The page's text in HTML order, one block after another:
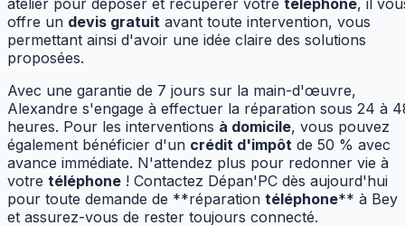
atelier pour déposer et récupérer votre téléphone, il
offre un devis gratuit avant toute intervention, vous
permettant ainsi d'avoir une idée claire des solutions
proposées.
Avec une garantie de 7 jours sur la main-d'œuvre,
Alexandre s'engage à effectuer la réparation sous 24 à
heures. Pour les interventions à domicile, vous pouvez
également bénéficier d'un crédit d'impôt de 50 % avec
avance immédiate. N'attendez plus pour redonner vie à
votre téléphone ! Contactez Dépan'PC dès aujourd'hui
pour toute demande de **réparation téléphone** à Bey
et assurez-vous de rester toujours connecté.